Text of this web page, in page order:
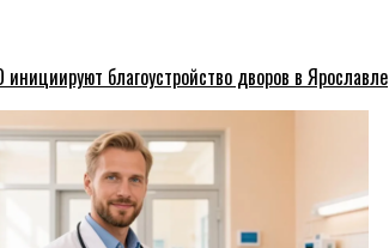
благоустройство дворов в Ярославле